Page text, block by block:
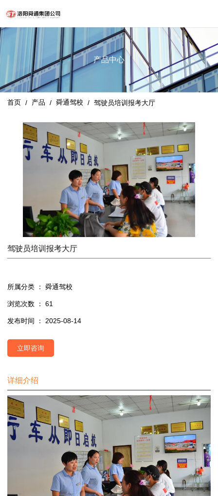
产品中心
首页 / 产品 / 舜通驾校 / 驾驶员培训报考大厅
驾驶员培训报考大厅
所属分类 ： 舜通驾校
浏览次数 ： 61
发布时间 ： 2025-08-14
立即咨询
详细介绍